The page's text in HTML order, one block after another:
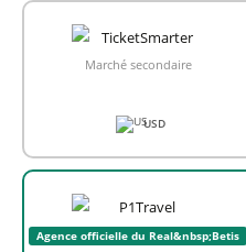
Marché secondaire
USD
Agence officielle du Real&nbsp;Betis